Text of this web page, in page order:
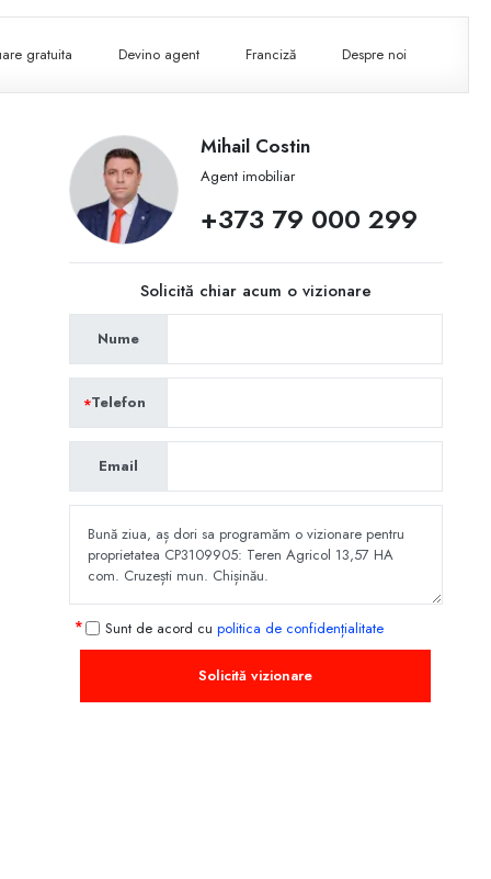
gratuita Devino agent Franciză Despre noi
Mihail Costin
Agent imobiliar
+373 79 000 299
Solicită chiar acum o vizionare
Nume
Telefon
Email
Sunt de acord cu politica de confidențialitate
Solicită vizionare